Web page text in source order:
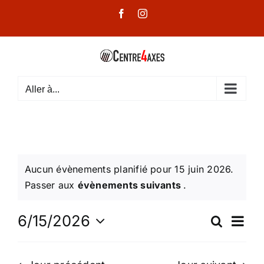
contenu
FacebookInstagram
Aller à...
Aucun évènements planifié pour 15 juin 2026.
Passer aux évènements suivants .
Jour
6/15/2026